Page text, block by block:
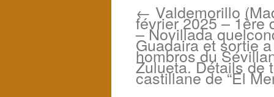
← Valdemorillo
février 2025 – 1ère
– Novillada
Guadaira et sortie a
hombros du
Zulueta. Détails de
castillane de “El